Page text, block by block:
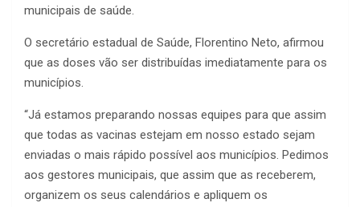
municipais de saúde.
O secretário estadual de Saúde, Florentino Neto, afirmou
que as doses vão ser distribuídas imediatamente para os
municípios.
“Já estamos preparando nossas equipes para que assim
que todas as vacinas estejam em nosso estado sejam
enviadas o mais rápido possível aos municípios. Pedimos
aos gestores municipais, que assim que as receberem,
organizem os seus calendários e apliquem os